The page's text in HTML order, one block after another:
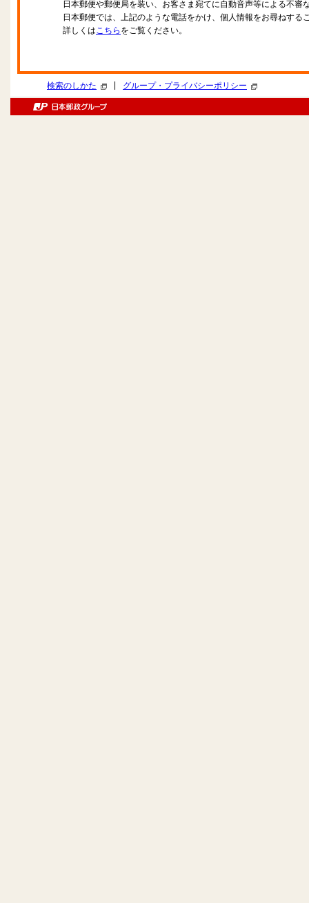
日本郵便や郵便局を装い、お客さま宛てに自動音声等による不審
日本郵便では、上記のような電話をかけ、個人情報をお尋ねする
詳しくはこちら をご覧ください。
検索のしかた グループ・プライバシーポリシー